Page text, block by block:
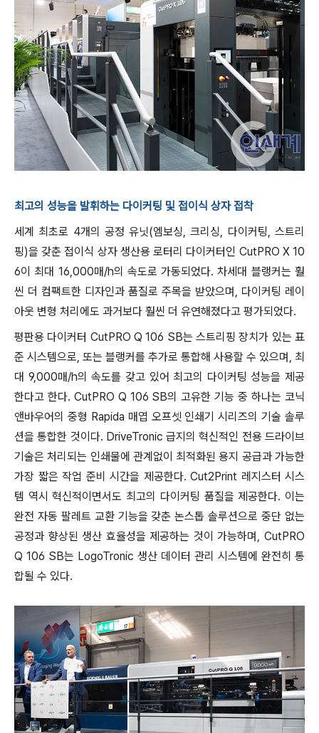
최고의 성능을 발휘하는 다이커팅 및 접이식 상자 접착
세계 최초로 4개의 공정 유닛(엠보싱, 크리싱, 다이커팅, 스트리
핑)을 갖춘 접이식 상자 생산용 로터리 다이커터인 CutPRO X 10
6이 최대 16,000매/h의 속도로 가동되었다. 차세대 블랭커는 훨
씬 더 컴팩트한 디자인과 품질로 주목을 받았으며, 다이커팅 레이
아웃 변형 처리에도 과거보다 훨씬 더 유연해졌다고 평가되었다.
평판용 다이커터 CutPRO Q 106 SB는 스트리핑 장치가 있는 표
준 시스템으로, 또는 블랭커를 추가로 통합해 사용할 수 있으며, 최
대 9,000매/h의 속도를 갖고 있어 최고의 다이커팅 성능을 제공
한다고 한다. CutPRO Q 106 SB의 고유한 기능 중 하나는 코닉
앤바우어의 중형 Rapida 매엽 오프셋 인쇄기 시리즈의 기술 솔루
션을 통합한 것이다. DriveTronic 급지의 혁신적인 전용 드라이브
기술은 처리되는 인쇄물에 관계없이 최적화된 용지 공급과 가능한
가장 짧은 작업 준비 시간을 제공한다. Cut2Print 레지스터 시스
템 역시 혁신적이면서도 최고의 다이커팅 품질을 제공한다. 이는
완전 자동 팔레트 교환 기능을 갖춘 논스톱 솔루션으로 중단 없는
공정과 향상된 생산 효율성을 제공하는 것이 가능하며, CutPRO
Q 106 SB는 LogoTronic 생산 데이터 관리 시스템에 완전히 통
합될 수 있다.